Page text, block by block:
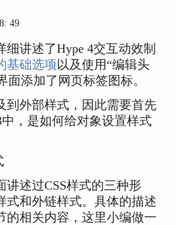
49
讲述了Hype 4交互动效制
基础选项 以及使用“编辑头
添加了网页标签图标。
到外部样式，因此需要首先
，是如何给对象设置样式
述过CSS样式的三种形
式和外链样式。具体的描述
的相关内容，这里小编做一